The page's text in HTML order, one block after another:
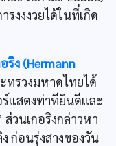
งงงวยได้ในที่เกิด
ริง (Hermann
ทรวงมหาดไทยได้
ร์แสดงท่าทียินดีและ
วนเกอริงกล่าวหา
ก่อนรุ่งสางของวัน